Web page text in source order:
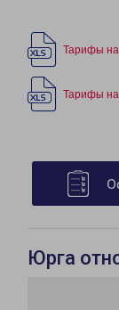
Тарифы на
Тарифы на
Юрга